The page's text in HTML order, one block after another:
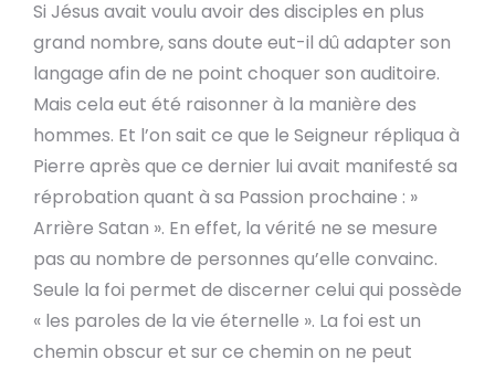
Si Jésus avait voulu avoir des disciples en plus
grand nombre, sans doute eut-il dû adapter son
langage afin de ne point choquer son auditoire.
Mais cela eut été raisonner à la manière des
hommes. Et l’on sait ce que le Seigneur répliqua à
Pierre après que ce dernier lui avait manifesté sa
réprobation quant à sa Passion prochaine : »
Arrière Satan ». En effet, la vérité ne se mesure
pas au nombre de personnes qu’elle convainc.
Seule la foi permet de discerner celui qui possède
« les paroles de la vie éternelle ». La foi est un
chemin obscur et sur ce chemin on ne peut